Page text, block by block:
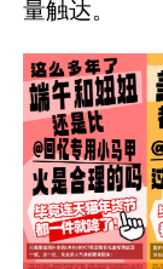
量触达。